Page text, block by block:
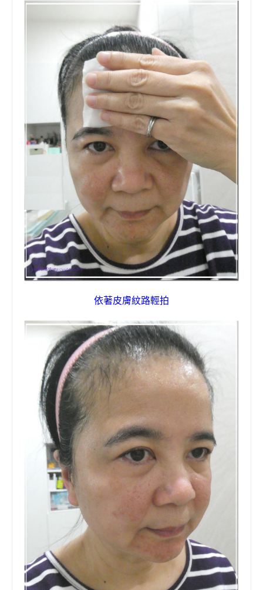
依著皮膚紋路輕拍